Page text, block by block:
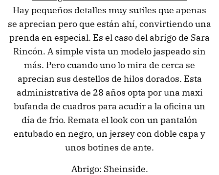
Hay pequeños detalles muy sutiles que apenas
se aprecian pero que están ahí, convirtiendo una
prenda en especial. Es el caso del abrigo de Sara
Rincón. A simple vista un modelo jaspeado sin
más. Pero cuando uno lo mira de cerca se
aprecian sus destellos de hilos dorados. Esta
administrativa de 28 años opta por una maxi
bufanda de cuadros para acudir a la oficina un
día de frío. Remata el look con un pantalón
entubado en negro, un jersey con doble capa y
unos botines de ante.
Abrigo: Sheinside.